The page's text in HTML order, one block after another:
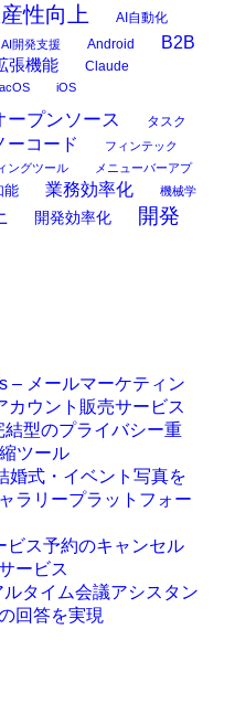
性向上 AI自動化
AI開発支援 Android
B2B
張機能 Claude
iOS
ープンソース
タスク
ーコード フィンテック
ングツール
メニューバーアプ
能 業務効率化 機械学
開発効率化
開発
– メールマーケティン
カウント販売サービス
型のプライバシー重
ツール
婚式・イベント写真を
ラリープラットフォー
ビス予約のキャンセル
ービス
タイム会議アシスタン
回答を実現